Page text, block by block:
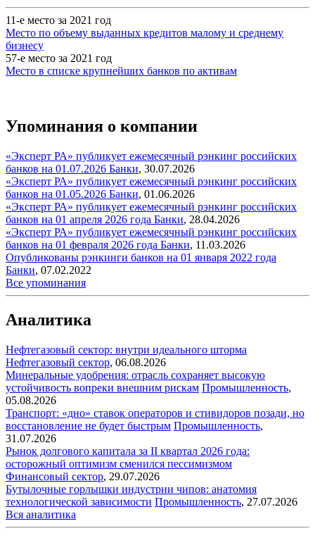
11-е место за 2021 год
Место по объему выданных кредитов малому и среднему
бизнесу
57-е место за 2021 год
Место в списке крупнейших банков по активам
Упоминания о компании
«Эксперт РА» публикует ежемесячный рэнкинг российских
банков на 01.07.2026 Банки, 30.07.2026
«Эксперт РА» публикует ежемесячный рэнкинг российских
банков на 01.05.2026 Банки, 01.06.2026
«Эксперт РА» публикует ежемесячный рэнкинг российских
банков на 01 апреля 2026 года Банки, 28.04.2026
«Эксперт РА» публикует ежемесячный рэнкинг российских
банков на 01 февраля 2026 года Банки, 11.03.2026
Опубликованы рэнкинги банков на 01 января 2022 года
Банки, 07.02.2022
Все упоминания
Аналитика
Нефтегазовый сектор: внутри идеального шторма
Нефтегазовый сектор, 06.08.2026
Минеральные удобрения: отрасль сохраняет высокую
устойчивость вопреки внешним рискам Промышленность,
05.08.2026
Транспорт: «дно» ставок операторов и стивидоров позади, но
восстановление не будет быстрым Промышленность,
31.07.2026
Рынок долгового капитала за II квартал 2026 года:
осторожный оптимизм сменился пессимизмом
Финансовый сектор, 29.07.2026
Бутылочные горлышки индустрии чипов: анатомия
технологической зависимости Промышленность, 27.07.2026
Вся аналитика